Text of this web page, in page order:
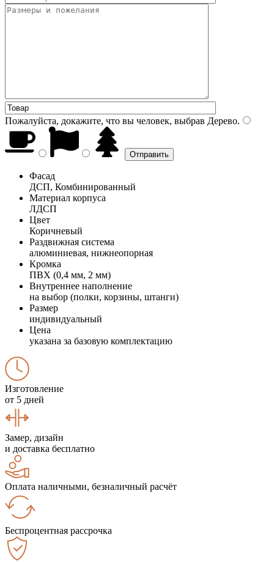
Пожалуйста, докажите, что вы человек, выбрав Дерево.
Фасад
ДСП, Комбинированный
Материал корпуса
ЛДСП
Цвет
Коричневый
Раздвижная система
алюминиевая, нижнеопорная
Кромка
ПВХ (0,4 мм, 2 мм)
Внутреннее наполнение
на выбор (полки, корзины, штанги)
Размер
индивидуальный
Цена
указана за базовую комплектацию
Изготовление
от 5 дней
Замер, дизайн
и доставка бесплатно
Оплата наличными, безналичный расчёт
Беспроцентная рассрочка